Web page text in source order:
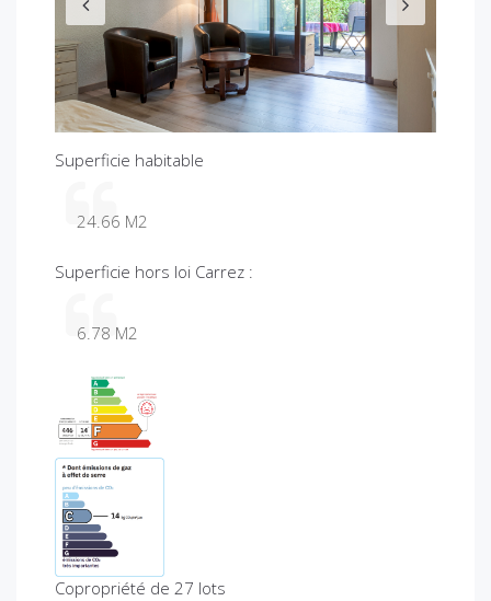
o
u
s
Superficie habitable
24.66 M2
Superficie hors loi Carrez :
6.78 M2
Copropriété de 27 lots